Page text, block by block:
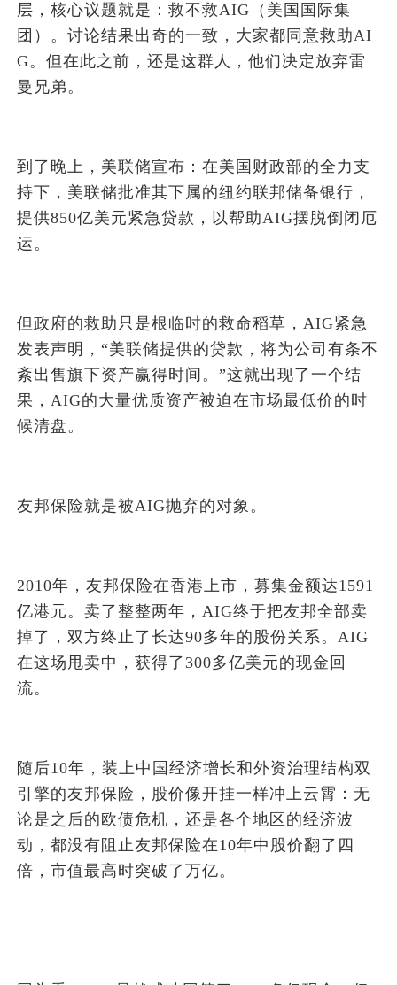
层，核心议题就是：救不救AIG（美国国际集
团）。讨论结果出奇的一致，大家都同意救助AI
G。但在此之前，还是这群人，他们决定放弃雷
曼兄弟。
到了晚上，美联储宣布：在美国财政部的全力支
持下，美联储批准其下属的纽约联邦储备银行，
提供850亿美元紧急贷款，以帮助AIG摆脱倒闭厄
运。
但政府的救助只是根临时的救命稻草，AIG紧急
发表声明，“美联储提供的贷款，将为公司有条不
紊出售旗下资产赢得时间。”这就出现了一个结
果，AIG的大量优质资产被迫在市场最低价的时
候清盘。
友邦保险就是被AIG抛弃的对象。
2010年，友邦保险在香港上市，募集金额达1591
亿港元。卖了整整两年，AIG终于把友邦全部卖
掉了，双方终止了长达90多年的股份关系。AIG
在这场甩卖中，获得了300多亿美元的现金回
流。
随后10年，装上中国经济增长和外资治理结构双
引擎的友邦保险，股价像开挂一样冲上云霄：无
论是之后的欧债危机，还是各个地区的经济波
动，都没有阻止友邦保险在10年中股价翻了四
倍，市值最高时突破了万亿。